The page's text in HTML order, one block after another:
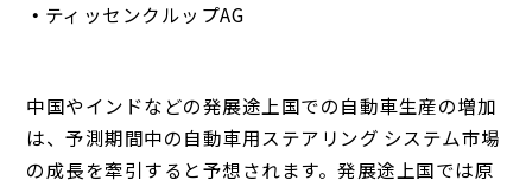
ティッセンクルップAG
中国やインドなどの発展途上国での自動車生産の増加
は、予測期間中の自動車用ステアリング システム市場
の成長を牽引すると予想されます。発展途上国では原